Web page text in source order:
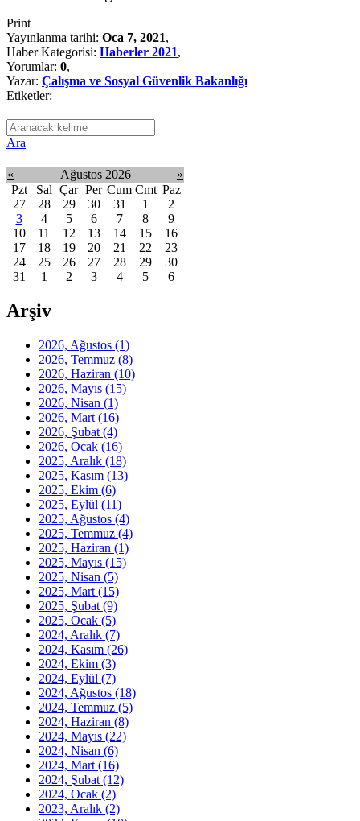
Print
Yayınlanma tarihi: Oca 7, 2021,
Haber Kategorisi: Haberler 2021,
Yorumlar: 0,
Yazar: Çalışma ve Sosyal Güvenlik Bakanlığı
Etiketler:
Ara
« Ağustos 2026
»
Pzt
Sal Çar Per Cum Cmt Paz
27
28 29 30 31 1
2
3
4 5 6 7 8
9
10
11 12 13 14 15
16
17
18 19 20 21 22
23
24
25 26 27 28 29
30
31
1 2 3 4 5 6
Arşiv
2026, Ağustos (1)
2026, Temmuz (8)
2026, Haziran (10)
2026, Mayıs (15)
2026, Nisan (1)
2026, Mart (16)
2026, Şubat (4)
2026, Ocak (16)
2025, Aralık (18)
2025, Kasım (13)
2025, Ekim (6)
2025, Eylül (11)
2025, Ağustos (4)
2025, Temmuz (4)
2025, Haziran (1)
2025, Mayıs (15)
2025, Nisan (5)
2025, Mart (15)
2025, Şubat (9)
2025, Ocak (5)
2024, Aralık (7)
2024, Kasım (26)
2024, Ekim (3)
2024, Eylül (7)
2024, Ağustos (18)
2024, Temmuz (5)
2024, Haziran (8)
2024, Mayıs (22)
2024, Nisan (6)
2024, Mart (16)
2024, Şubat (12)
2024, Ocak (2)
2023, Aralık (2)